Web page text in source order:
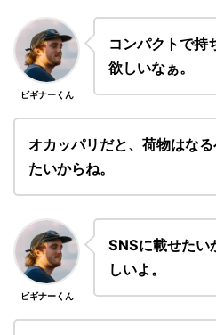
コンパクトで持
欲しいなぁ。
ビギナーくん
オカッパリだと、荷物はな
たいからね。
SNSに載せたい
しいよ。
ビギナーくん